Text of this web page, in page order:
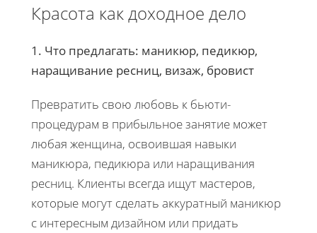
Красота как доходное дело
1. Что предлагать: маникюр, педикюр,
наращивание ресниц, визаж, бровист
Превратить свою любовь к бьюти-
процедурам в прибыльное занятие может
любая женщина, освоившая навыки
маникюра, педикюра или наращивания
ресниц. Клиенты всегда ищут мастеров,
которые могут сделать аккуратный маникюр
с интересным дизайном или придать